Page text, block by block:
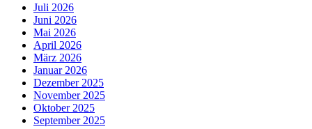
Juli 2026
Juni 2026
Mai 2026
April 2026
März 2026
Januar 2026
Dezember 2025
November 2025
Oktober 2025
September 2025